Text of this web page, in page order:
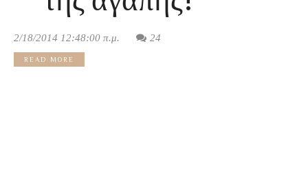
2/18/2014 12:48:00 π.μ. 24
READ MORE